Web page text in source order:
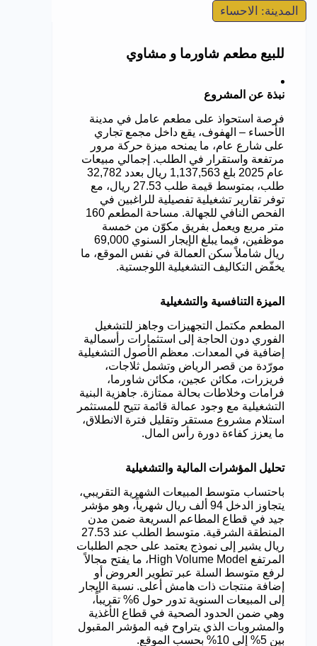
المدينة: الاحساء
للبيع مطعم شاورما و مشاوي
نبذة عن المشروع
فرصة استحواذ على مطعم عامل في مدينة
الأحساء – الهفوف، يقع داخل مجمع تجاري
على شارع عام، ما يمنحه ميزة حركة مرور
مرتفعة واستقرار في الطلب. إجمالي مبيعات
عام 2025 بلغ 1,137,563 ريال بعدد 32,782
طلب، بمتوسط قيمة طلب 27.53 ريال، مع
توفر تقارير تشغيلية تفصيلية للراغبين في
الفحص النافي للجهالة. مساحة المطعم 160
متر مربع ويعمل بفريق مكوّن من خمسة
موظفين، فيما يبلغ الإيجار السنوي 69,000
ريال شاملاً سكن العمالة في نفس الموقع، ما
يخفّض التكاليف التشغيلية اللوجستية.
الميزة التنافسية والتشغيلية
المطعم مكتمل التجهيزات وجاهز للتشغيل
الفوري دون الحاجة إلى استثمارات رأسمالية
إضافية في المعدات. معظم الأصول التشغيلية
مورّدة من قصر الرياض وتشمل ثلاجات،
فريزرات، مكائن عجين، مكائن شاورما،
فرامات وخلاطات بحالة ممتازة. جاهزية البنية
التشغيلية مع وجود عمالة قائمة تتيح للمستثمر
استلام مشروع مستقر وتقليل فترة الانطلاق،
ما يعزز كفاءة دورة رأس المال.
تحليل المؤشرات المالية والتشغيلية
باحتساب متوسط المبيعات الشهرية التقريبي،
يتجاوز الدخل 94 ألف ريال شهرياً، وهو مؤشر
جيد في قطاع المطاعم السريعة ضمن مدن
المنطقة الشرقية. متوسط الطلب عند 27.53
ريال يشير إلى نموذج يعتمد على حجم الطلبات
المرتفع High Volume Model، ما يفتح مجالاً
لرفع متوسط السلة عبر تطوير العروض أو
إضافة منتجات ذات هامش أعلى. نسبة الإيجار
إلى المبيعات السنوية تدور حول 6% تقريباً،
وهي ضمن الحدود الصحية في قطاع الأغذية
والمشروبات الذي يتراوح فيه المؤشر المقبول
بين 5% إلى 10% بحسب الموقع.